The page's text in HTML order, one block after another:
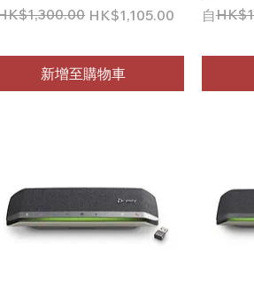
價格 HK$1,105.00
價格
新增至購物車
自
一般價
促銷價